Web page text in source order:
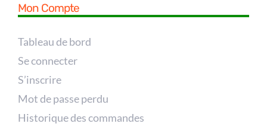
Mon Compte
Tableau de bord
Se connecter
S’inscrire
Mot de passe perdu
Historique des commandes